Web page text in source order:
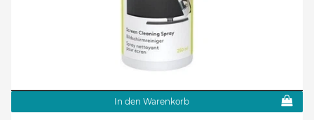
In den Warenkorb